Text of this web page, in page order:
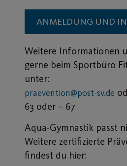
ANMELDUNG UND
Weitere Informationen
gerne beim Sportbüro
unter:
praevention@post-sv.de
63 oder – 67
Aqua-Gymnastik passt
Weitere zertifizierte
findest du hier: